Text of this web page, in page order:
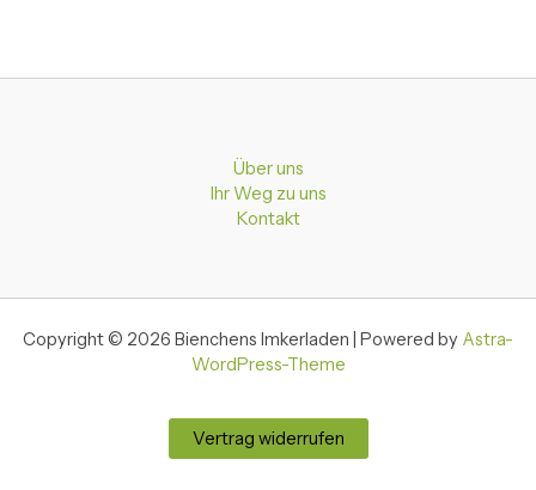
Über uns
Ihr Weg zu uns
Kontakt
Copyright © 2026 Bienchens Imkerladen | Powered by Astra-
WordPress-Theme
Vertrag widerrufen